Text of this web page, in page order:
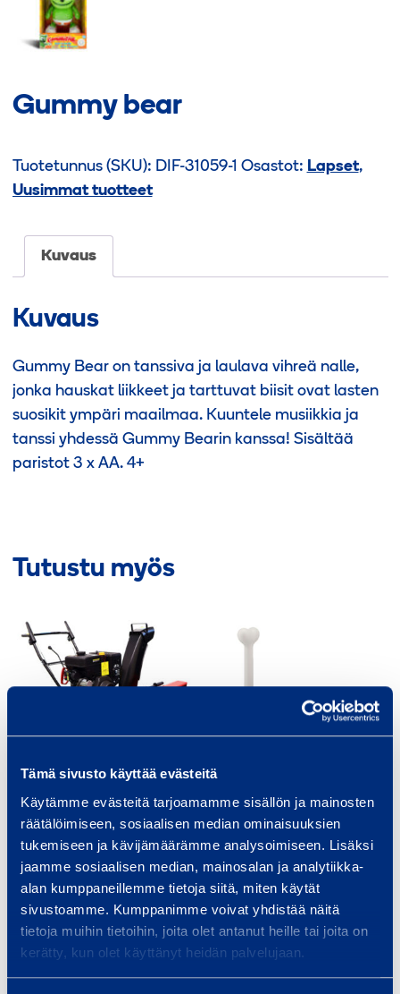
Tämä sivusto käyttää evästeitä
Käytämme evästeitä tarjoamamme sisällön ja mainosten
räätälöimiseen, sosiaalisen median ominaisuuksien
tukemiseen ja kävijämäärämme analysoimiseen. Lisäksi
jaamme sosiaalisen median, mainosalan ja analytiikka-
alan kumppaneillemme tietoja siitä, miten käytät
sivustoamme. Kumppanimme voivat yhdistää näitä
tietoja muihin tietoihin, joita olet antanut heille tai joita on
kerätty, kun olet käyttänyt heidän palvelujaan.
Gummy bear
Tuotetunnus (SKU): DIF-31059-1 Osastot: Lapset,
Uusimmat tuotteet
Kuvaus
Kuvaus
Gummy Bear on tanssiva ja laulava vihreä nalle,
jonka hauskat liikkeet ja tarttuvat biisit ovat lasten
suosikit ympäri maailmaa. Kuuntele musiikkia ja
tanssi yhdessä Gummy Bearin kanssa! Sisältää
paristot 3 x AA. 4+
Tutustu myös
Lumilinko Matrix 720
mm
Alessi Lupita
koiranruokakuppi